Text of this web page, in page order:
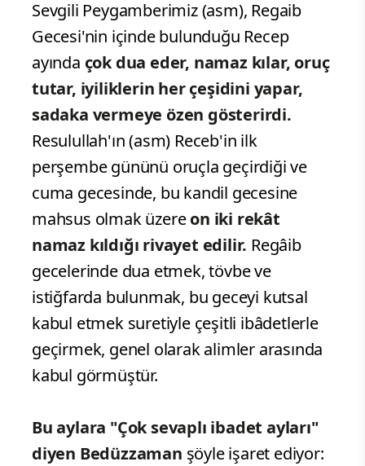
Sevgili Peygamberimiz (asm), Regaib
Gecesi'nin içinde bulunduğu Recep
ayında çok dua eder, namaz kılar, oruç
tutar, iyiliklerin her çeşidini yapar,
sadaka vermeye özen gösterirdi.
Resulullah'ın (asm) Receb'in ilk
perşembe gününü oruçla geçirdiği ve
cuma gecesinde, bu kandil gecesine
mahsus olmak üzereon iki rekât
namaz kıldığı rivayet edilir. Regâib
gecelerinde dua etmek, tövbe ve
istiğfarda bulunmak, bu geceyi kutsal
kabul etmek suretiyle çeşitli ibâdetlerle
geçirmek, genel olarak alimler arasında
kabul görmüştür.
Bu aylara "Çok sevaplı ibadet ayları"
diyen Bedüzzaman şöyle işaret ediyor: